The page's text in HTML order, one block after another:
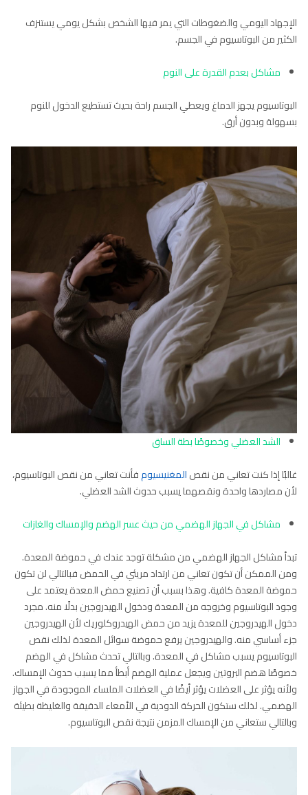
الإجهاد اليومي والضغوطات التي يمر فيها الشخص بشكل يومي يستنزف
الكثير من البوتاسيوم في الجسم.
مشاكل بعدم القدرة على النوم
البوتاسيوم يجهز الدماغ ويعطي الجسم راحة بحيث تستطيع الدخول للنوم
بسهولة وبدون أرق.
الشد العضلي وخصوصًا بطة الساق
غالبًا إذا كنت تعاني من نقصالمغنيسيومفأنت تعاني من نقص البوتاسيوم،
لأن مصاردها واحدة ونقصهما يسبب حدوث الشد العضلي.
مشاكل في الجهاز الهضمي من حيث عسر الهضم والإمساك والغازات
تبدأ مشاكل الجهاز الهضمي من مشكلة توجد عندك في حموضة المعدة.
ومن الممكن أن تكون تعاني من ارتداد مريئي في الحمض فبالتالي لن تكون
حموضة المعدة كافية. وهذا بسبب أن تصنيع حمض المعدة يعتمد على
وجود البوتاسيوم وخروجه من المعدة ودخول الهيدروجين بدلًا منه. مجرد
دخول الهيدروجين للمعدة يزيد من حمض الهيدروكلوريك لأن الهيدروجين
جزء أساسي منه. والهيدروجين يرفع حموضة سوائل المعدة لذلك نقص
البوتاسيوم يسبب مشاكل في المعدة. وبالتالي تحدث مشاكل في الهضم
خصوصًا هضم البروتين ويجعل عملية الهضم أبطأ مما يسبب حدوث الإمساك.
ولأنه يؤثر على العضلات يؤثر أيضًا في العضلات الملساء الموجودة في الجهاز
الهضمي. لذلك ستكون الحركة الدودية في الأمعاء الدقيقة والغليظة بطيئة
وبالتالي ستعاني من الإمساك المزمن نتيجة نقص البوتاسيوم.